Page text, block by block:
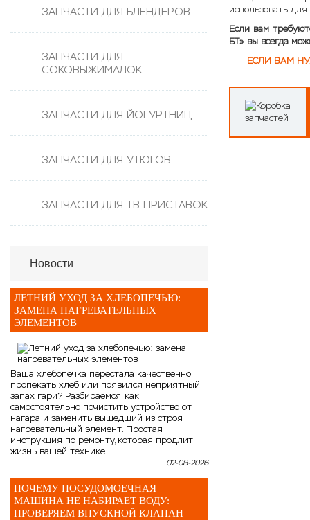
Электронные блоки и таймеры
Стеклокерамические поверхности
Термостат духовки
Электронные блоки
ЗАПЧАСТИ ДЛЯ БЛЕНДЕРОВ
ЗАПЧАСТИ ДЛЯ
СОКОВЫЖИМАЛОК
ЗАПЧАСТИ ДЛЯ ЙОГУРТНИЦ
ЗАПЧАСТИ ДЛЯ УТЮГОВ
ЗАПЧАСТИ ДЛЯ ТВ ПРИСТАВОК
Новости
ЛЕТНИЙ УХОД ЗА ХЛЕБОПЕЧЬЮ:
ЗАМЕНА НАГРЕВАТЕЛЬНЫХ
ЭЛЕМЕНТОВ
Ваша хлебопечка перестала качественно
пропекать хлеб или появился неприятный
запах гари? Разбираемся, как
самостоятельно почистить устройство от
нагара и заменить вышедший из строя
нагревательный элемент. Простая
инструкция по ремонту, которая продлит
жизнь вашей технике. ...
02-08-2026
ПОЧЕМУ ПОСУДОМОЕЧНАЯ
МАШИНА НЕ НАБИРАЕТ ВОДУ:
ПРОВЕРЯЕМ ВПУСКНОЙ КЛАПАН
использовать
Если вам
БТ» вы всегда
ЕСЛИ ВАМ